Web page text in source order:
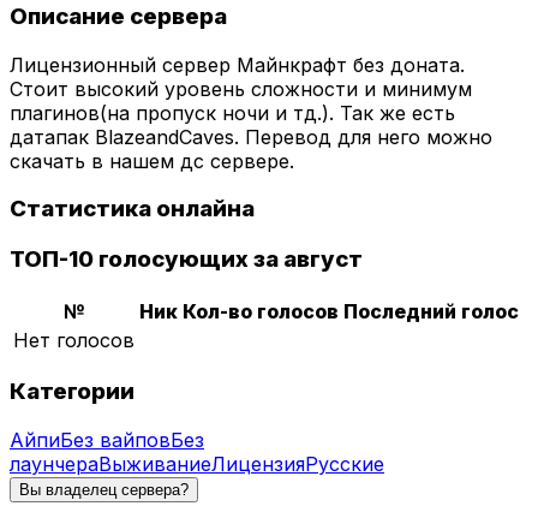
Описание сервера
Лицензионный сервер Майнкрафт без доната.
Стоит высокий уровень сложности и минимум
плагинов(на пропуск ночи и тд.). Так же есть
датапак BlazeandCaves. Перевод для него можно
скачать в нашем дс сервере.
Статистика онлайна
ТОП-10 голосующих за август
№ Ник Кол-во голосов Последний голос
Нет голосов
Категории
АйпиБез вайповБез
лаунчераВыживаниеЛицензияРусские
Вы владелец сервера?